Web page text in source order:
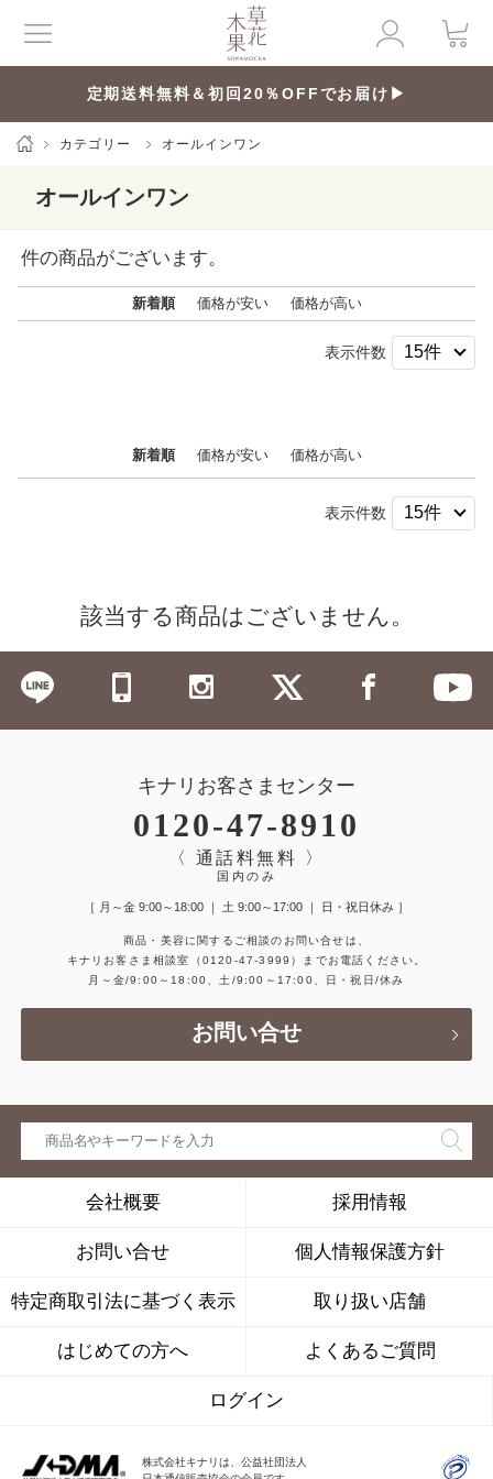
定期送料無料＆初回20％OFFでお届け▶
カテゴリー オールインワン
オールインワン
件の商品がございます。
新着順 価格が安い 価格が高い
表示件数
新着順 価格が安い 価格が高い
表示件数
該当する商品はございません。
キナリお客さまセンター
0120-47-8910
〈 通話料無料 〉
国内のみ
［ 月～金 9:00～18:00 ｜ 土 9:00～17:00 ｜ 日・祝日休み ］
商品・美容に関するご相談のお問い合せは、
キナリお客さま相談室
（0120-47-3999）
までお電話ください。
月～金/9:00～18:00、土/9:00～17:00、日・祝日/休み
お問い合せ
会社概要 採用情報
お問い合せ 個人情報保護方針
特定商取引法に基づく表示 取り扱い店舗
はじめての方へ よくあるご質問
ログイン
株式会社キナリは、公益社団法人